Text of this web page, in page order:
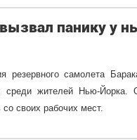
панику у
резервного самолета
среди жителей
Нью-Йорка.
со своих рабочих мест.